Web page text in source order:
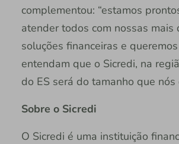
complementou: “estamos
atender todos com nossas mais
soluções financeiras e
entendam que o Sicredi, na
do ES será do tamanho que nós
Sobre o Sicredi
O Sicredi é uma instituição